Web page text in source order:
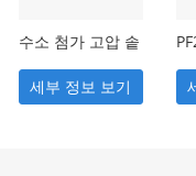
수소 첨가 고압 솥
세부 정보 보기